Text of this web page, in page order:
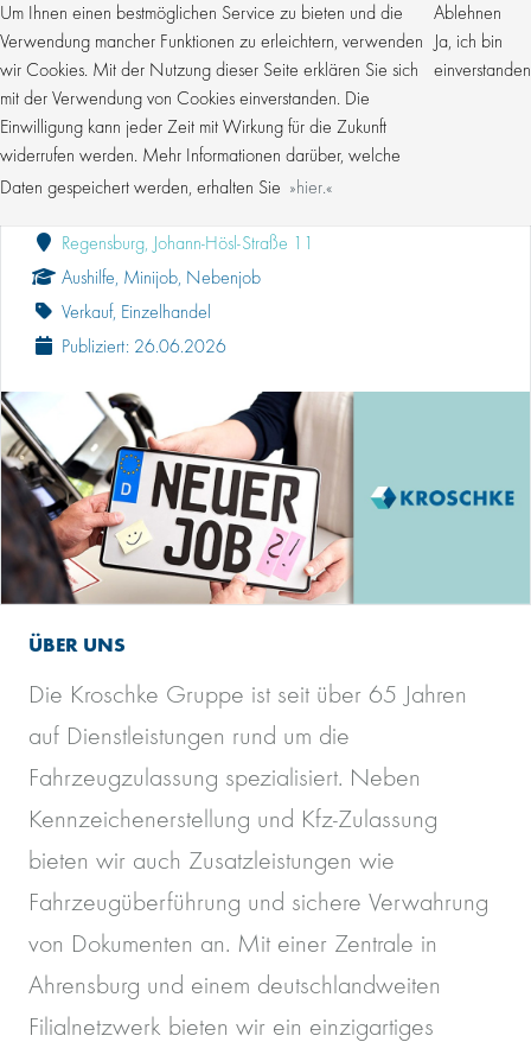
Um Ihnen einen bestmöglichen Service zu bieten und die
Verwendung mancher Funktionen zu erleichtern, verwenden
wir Cookies. Mit der Nutzung dieser Seite erklären Sie sich
mit der Verwendung von Cookies einverstanden. Die
Einwilligung kann jeder Zeit mit Wirkung für die Zukunft
widerrufen werden. Mehr Informationen darüber, welche
Daten gespeichert werden, erhalten Sie
hier.
Ablehnen
Ja, ich bin
einverstanden
VERKÄUFER (M/W/D) MINIJOB FLEXIBEL FÜR
REGENSBURG
Regensburg, Johann-Hösl-Straße 11
Aushilfe, Minijob, Nebenjob
Verkauf, Einzelhandel
Publiziert: 26.06.2026
ÜBER UNS
Die Kroschke Gruppe ist seit über 65 Jahren
auf Dienstleistungen rund um die
Fahrzeugzulassung spezialisiert. Neben
Kennzeichenerstellung und Kfz-Zulassung
bieten wir auch Zusatzleistungen wie
Fahrzeugüberführung und sichere Verwahrung
von Dokumenten an. Mit einer Zentrale in
Ahrensburg und einem deutschlandweiten
Filialnetzwerk bieten wir ein einzigartiges